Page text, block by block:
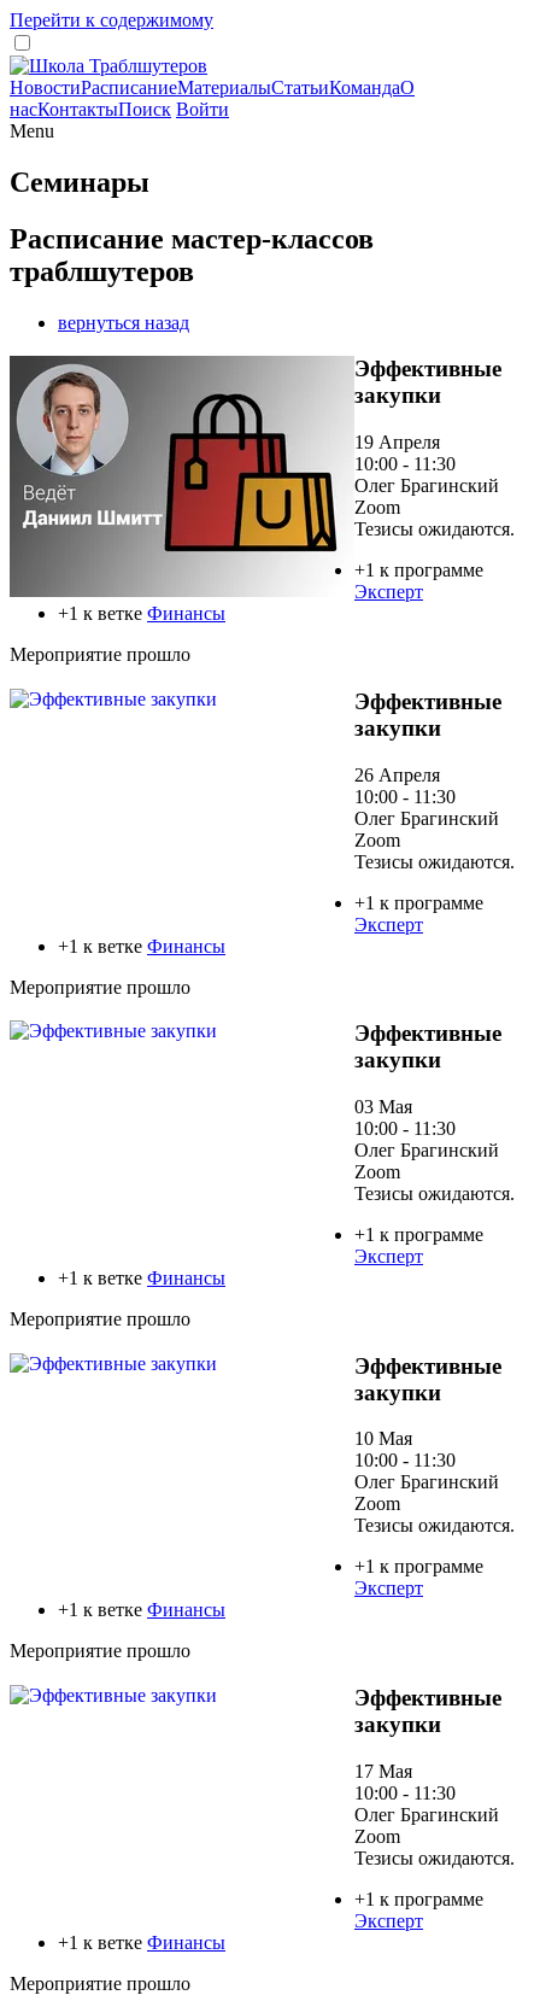
Перейти к содержимому
НовостиРасписаниеМатериалыСтатьиКомандаО
насКонтактыПоиск Войти
Menu
Семинары
Расписание мастер-классов
траблшутеров
вернуться назад
Эффективные
закупки
19 Апреля
10:00 - 11:30
Олег Брагинский
Zoom
Тезисы ожидаются.
+1 к программе
Эксперт
+1 к ветке Финансы
Мероприятие прошло
Эффективные
закупки
26 Апреля
10:00 - 11:30
Олег Брагинский
Zoom
Тезисы ожидаются.
+1 к программе
Эксперт
+1 к ветке Финансы
Мероприятие прошло
Эффективные
закупки
03 Мая
10:00 - 11:30
Олег Брагинский
Zoom
Тезисы ожидаются.
+1 к программе
Эксперт
+1 к ветке Финансы
Мероприятие прошло
Эффективные
закупки
10 Мая
10:00 - 11:30
Олег Брагинский
Zoom
Тезисы ожидаются.
+1 к программе
Эксперт
+1 к ветке Финансы
Мероприятие прошло
Эффективные
закупки
17 Мая
10:00 - 11:30
Олег Брагинский
Zoom
Тезисы ожидаются.
+1 к программе
Эксперт
+1 к ветке Финансы
Мероприятие прошло